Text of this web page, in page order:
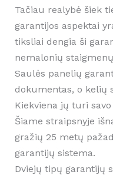
Tačiau realybė šiek
garantijos aspektai
tiksliai dengia ši
nemalonių
Saulės panelių
dokumentas, o kelių
Kiekviena jų turi
Šiame straipsnyje
gražių 25 metų
garantijų sistema.
Dviejų tipų garantijų